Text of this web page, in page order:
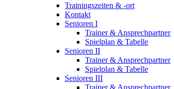
Trainingszeiten & -ort
Kontakt
Senioren I
Trainer & Ansprechpartner
Spielplan & Tabelle
Senioren II
Trainer & Ansprechpartner
Spielplan & Tabelle
Senioren III
Trainer & Ansprechpartner